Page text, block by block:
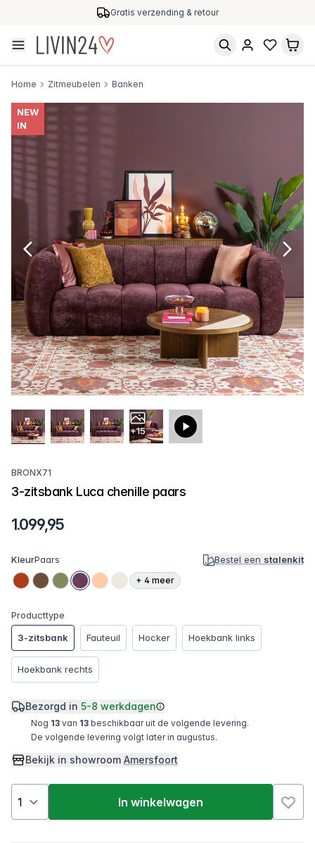
Gratis verzending & retour
Home Zitmeubelen Banken
NEW
IN
+15
BRONX71
3-zitsbank Luca chenille paars
1.099,95
KleurPaars Bestel een stalenkit
+ 4 meer
Producttype
3-zitsbank
Fauteuil Hocker Hoekbank links
Hoekbank rechts
Bezorgd in 5-8 werkdagen
Nog 13 van 13 beschikbaar uit de volgende levering.
De volgende levering volgt later in augustus.
Bekijk in showroom Amersfoort
In winkelwagen